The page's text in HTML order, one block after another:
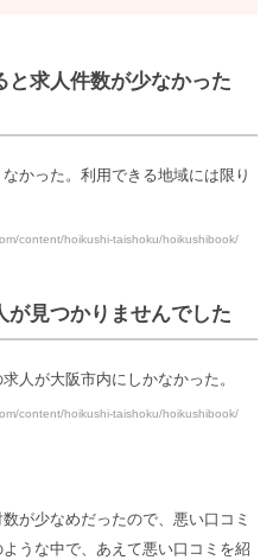
と求人件数が少なかった
かった。利用できる地域には限り
content/hoikushi-taishoku/hoikushibook/
が見つかりませんでした
人が大阪市内にしかなかった。
content/hoikushi-taishoku/hoikushibook/
が少なめだったので、悪い口コミ
うな中で、あえて悪い口コミを紹